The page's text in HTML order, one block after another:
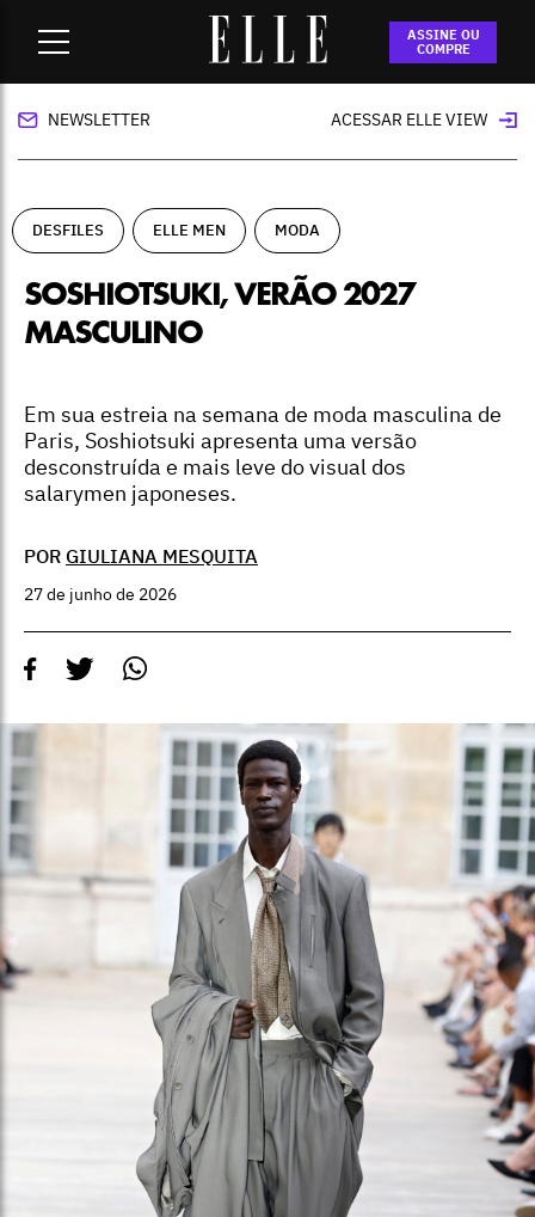
ASSINE OU
COMPRE
Soshiotsuki, verão 2027 masculino
NEWSLETTER ACESSAR ELLE VIEW
DESFILES ELLE MEN MODA
SOSHIOTSUKI, VERÃO 2027
MASCULINO
Em sua estreia na semana de moda masculina de
Paris, Soshiotsuki apresenta uma versão
desconstruída e mais leve do visual dos
salarymen japoneses.
POR GIULIANA MESQUITA
27 de junho de 2026